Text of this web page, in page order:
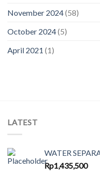
November 2024(58)
October 2024(5)
April 2021 (1)
LATEST
WATER
Rp1,435,500